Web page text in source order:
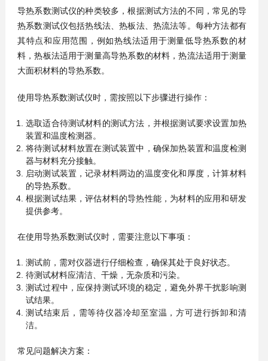
导热系数测试仪的种类较多，根据测试方法的不同，常见的导
热系数测试仪包括热线法、热板法、热流法等。每种方法都有
其特点和应用范围，例如热线法适用于测量低导热系数的材
料，热板法适用于测量高导热系数的材料，热流法适用于测量
大面积材料的导热系数。
使用导热系数测试仪时，需按照以下步骤进行操作：
选取适合待测试材料的测试方法，并根据测试要求设置加热
装置和温度检测器。
将待测试材料放置在测试装置中，确保加热装置和温度检测
器与材料充分接触。
启动测试装置，记录材料两边的温度变化和厚度，计算材料
的导热系数。
根据测试结果，评估材料的导热性能，为材料的应用和研发
提供参考。
在使用导热系数测试仪时，需要注意以下事项：
测试前，需对仪器进行仔细检查，确保其处于良好状态。
待测试材料应清洁、干燥，无杂质和污染。
测试过程中，应保持测试环境的稳定，避免外界干扰影响测
试结果。
测试结束后，需等待仪器冷却至室温，方可进行拆卸和清
洁。
常见问题解决方案：